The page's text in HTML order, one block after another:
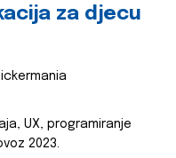
za djecu
UX, programiranje
2023.